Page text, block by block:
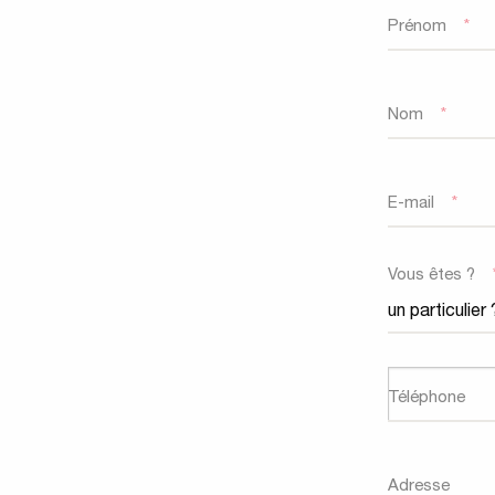
Prénom *
Nom *
E-mail *
Vous êtes ?
Téléphone
Adresse